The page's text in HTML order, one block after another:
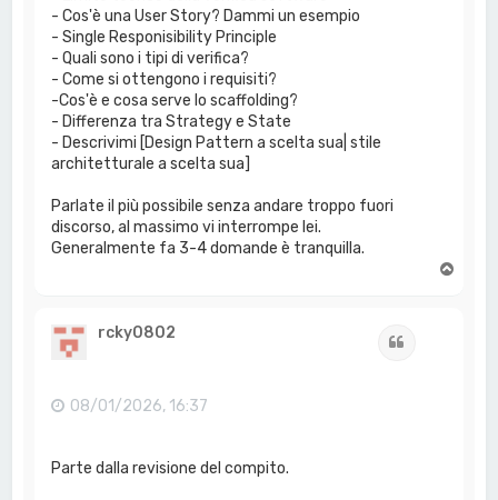
- Cos'è una User Story? Dammi un esempio
- Single Responisibility Principle
- Quali sono i tipi di verifica?
- Come si ottengono i requisiti?
-Cos'è e cosa serve lo scaffolding?
- Differenza tra Strategy e State
- Descrivimi [Design Pattern a scelta sua| stile
architetturale a scelta sua]
Parlate il più possibile senza andare troppo fuori
discorso, al massimo vi interrompe lei.
Generalmente fa 3-4 domande è tranquilla.
rcky0802
08/01/2026, 16:37
Parte dalla revisione del compito.